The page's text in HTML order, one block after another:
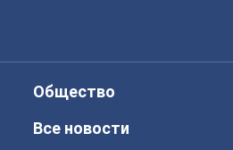
Общество
Все новости